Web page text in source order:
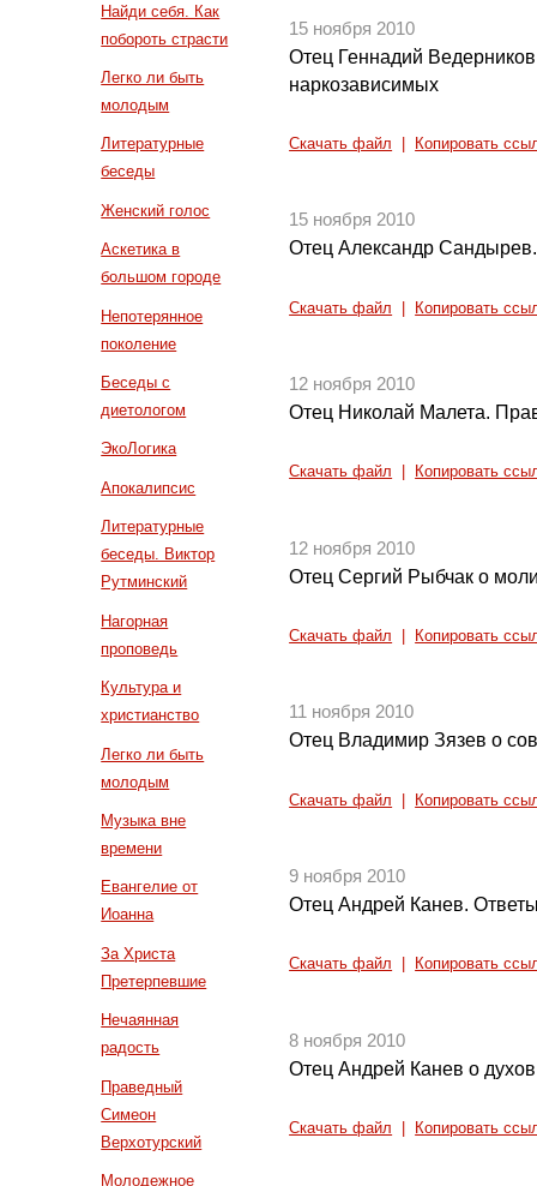
Найди себя. Как
побороть страсти
Легко ли быть
молодым
Литературные
беседы
Женский голос
Аскетика в
большом городе
Непотерянное
поколение
Беседы с
диетологом
ЭкоЛогика
Апокалипсис
Литературные
беседы. Виктор
Рутминский
Нагорная
проповедь
Культура и
христианство
Легко ли быть
молодым
Музыка вне
времени
Евангелие от
Иоанна
За Христа
Претерпевшие
Нечаянная
радость
Праведный
Симеон
Верхотурский
Молодежное
15 ноября 2010
Отец Геннадий
наркозависимых
Скачать файл Копировать
15 ноября 2010
Отец Александр
Скачать файл Копировать
12 ноября 2010
Отец Николай Малета.
Скачать файл Копировать
12 ноября 2010
Отец Сергий Рыбчак о
Скачать файл Копировать
11 ноября 2010
Отец Владимир Зязев о
Скачать файл Копировать
9 ноября 2010
Отец Андрей Канев.
Скачать файл Копировать
8 ноября 2010
Отец Андрей Канев о
Скачать файл Копировать